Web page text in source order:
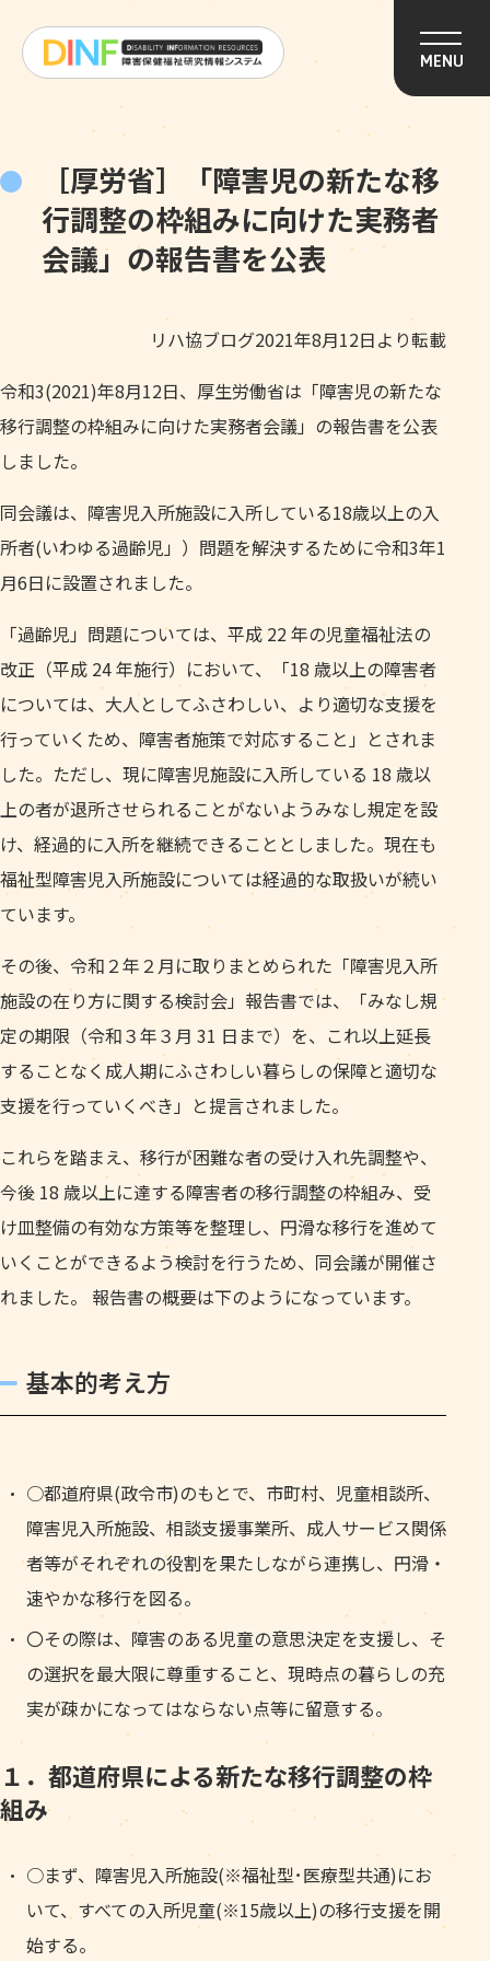
MENU
［厚労省］「障害児の新たな移
行調整の枠組みに向けた実務者
会議」の報告書を公表
リハ協ブログ2021年8月12日より転載
令和3(2021)年8月12日、厚生労働省は「障害児の新たな
移行調整の枠組みに向けた実務者会議」の報告書を公表
しました。
同会議は、障害児入所施設に入所している18歳以上の入
所者(いわゆる過齢児」）問題を解決するために令和3年1
月6日に設置されました。
「過齢児」問題については、平成 22 年の児童福祉法の
改正（平成 24 年施行）において、「18 歳以上の障害者
については、大人としてふさわしい、より適切な支援を
行っていくため、障害者施策で対応すること」とされま
した。ただし、現に障害児施設に入所している 18 歳以
上の者が退所させられることがないようみなし規定を設
け、経過的に入所を継続できることとしました。現在も
福祉型障害児入所施設については経過的な取扱いが続い
ています。
その後、令和２年２月に取りまとめられた「障害児入所
施設の在り方に関する検討会」報告書では、「みなし規
定の期限（令和３年３月 31 日まで）を、これ以上延長
することなく成人期にふさわしい暮らしの保障と適切な
支援を行っていくべき」と提言されました。
これらを踏まえ、移行が困難な者の受け入れ先調整や、
今後 18 歳以上に達する障害者の移行調整の枠組み、受
け皿整備の有効な方策等を整理し、円滑な移行を進めて
いくことができるよう検討を行うため、同会議が開催さ
れました。 報告書の概要は下のようになっています。
基本的考え方
○都道府県(政令市)のもとで、市町村、児童相談所、
障害児入所施設、相談支援事業所、成人サービス関係
者等がそれぞれの役割を果たしながら連携し、円滑・
速やかな移行を図る。
〇その際は、障害のある児童の意思決定を支援し、そ
の選択を最大限に尊重すること、現時点の暮らしの充
実が疎かになってはならない点等に留意する。
１．都道府県による新たな移行調整の枠
組み
○まず、障害児入所施設(※福祉型･医療型共通)にお
いて、すべての入所児童(※15歳以上)の移行支援を開
始する。